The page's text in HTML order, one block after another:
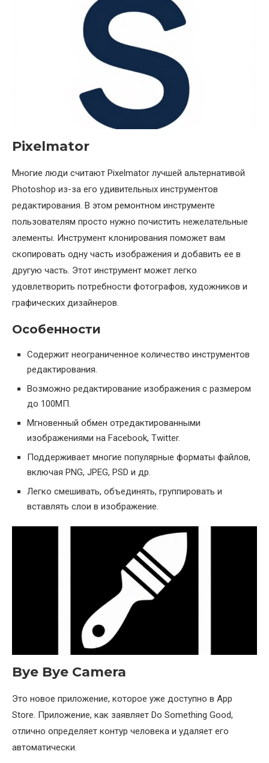
Pixelmator
Многие люди считают Pixelmator лучшей альтернативой
Photoshop из-за его удивительных инструментов
редактирования. В этом ремонтном инструменте
пользователям просто нужно почистить нежелательные
элементы. Инструмент клонирования поможет вам
скопировать одну часть изображения и добавить ее в
другую часть. Этот инструмент может легко
удовлетворить потребности фотографов, художников и
графических дизайнеров.
Особенности
Содержит неограниченное количество инструментов
редактирования.
Возможно редактирование изображения с размером
до 100МП.
Мгновенный обмен отредактированными
изображениями на Facebook, Twitter.
Поддерживает многие популярные форматы файлов,
включая PNG, JPEG, PSD и др.
Легко смешивать, объединять, группировать и
вставлять слои в изображение.
Bye Bye Camera
Это новое приложение, которое уже доступно в App
Store. Приложение, как заявляет Do Something Good,
отлично определяет контур человека и удаляет его
автоматически.